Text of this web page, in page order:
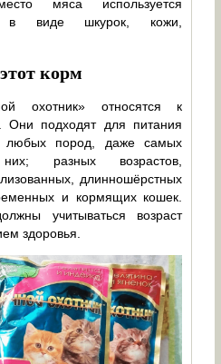
мяса используется
в виде шкурок, кожи,
корм
охотник» относятся к
Они подходят для питания
любых пород, даже самых
разных возрастов,
длинношёрстных
и кормящих кошек.
учитываться возраст
здоровья.